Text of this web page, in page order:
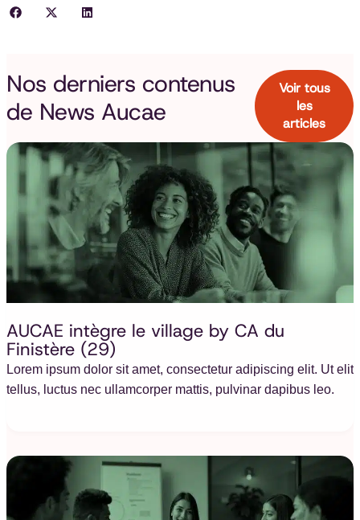
Nos derniers contenus
de News Aucae
Voir tous
les
articles
AUCAE intègre le village by CA du
Finistère (29)
Lorem ipsum dolor sit amet, consectetur adipiscing elit. Ut elit
tellus, luctus nec ullamcorper mattis, pulvinar dapibus leo.